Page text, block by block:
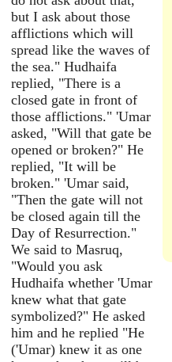
but I ask about those
afflictions which will
spread like the waves of
the sea." Hudhaifa
replied, "There is a
closed gate in front of
those afflictions." 'Umar
asked, "Will that gate be
opened or broken?" He
replied, "It will be
broken." 'Umar said,
"Then the gate will not
be closed again till the
Day of Resurrection."
We said to Masruq,
"Would you ask
Hudhaifa whether 'Umar
knew what that gate
symbolized?" He asked
him and he replied "He
('Umar) knew it as one